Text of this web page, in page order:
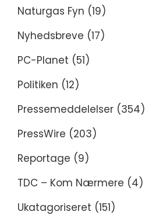
Naturgas Fyn (19)
Nyhedsbreve (17)
PC-Planet (51)
Politiken (12)
Pressemeddelelser (354)
PressWire (203)
Reportage (9)
TDC – Kom Nærmere (4)
Ukatagoriseret (151)